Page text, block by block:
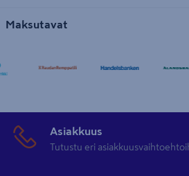
Maksutavat
Asiakkuus
Tutustu eri